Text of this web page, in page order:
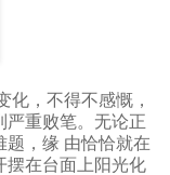
化，不得不感慨，
严重败笔。无论正
题，缘 由恰恰就在
摆在台面上阳光化